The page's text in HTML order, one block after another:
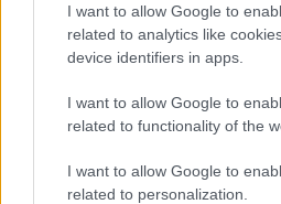
I want to allow Google to
related to analytics like
device identifiers in apps.
I want to allow Google to
related to functionality of the
I want to allow Google to
related to personalization.
Ο οδηγός κάλεσε την
της οποίας έσπευσαν
υποδείχθηκε και
που επέστρεψε στο